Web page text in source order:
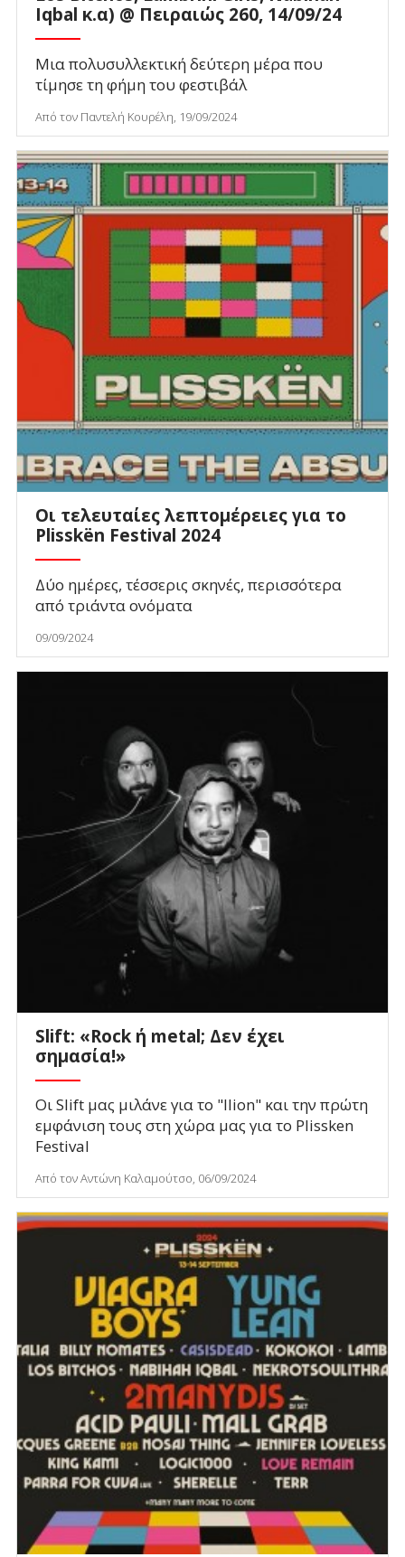
Iqbal κ.α) @ Πειραιώς 260, 14/09/24
Μια πολυσυλλεκτική δεύτερη μέρα που
τίμησε τη φήμη του φεστιβάλ
Από τον Παντελή Κουρέλη, 19/09/2024
Οι τελευταίες λεπτομέρειες για το
Plisskën Festival 2024
Δύο ημέρες, τέσσερις σκηνές, περισσότερα
από τριάντα ονόματα
09/09/2024
Slift: «Rock ή metal; Δεν έχει
σημασία!»
Οι Slift μας μιλάνε για το "Ilion" και την πρώτη
εμφάνιση τους στη χώρα μας για το Plissken
Festival
Από τον Αντώνη Καλαμούτσο, 06/09/2024